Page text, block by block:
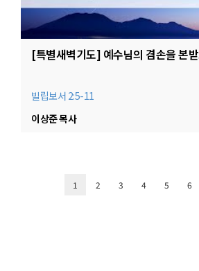
[특별새벽기도] 예수님의 겸손을 본
빌립보서 2:5-11
이상준 목사
1 2 3 4 5 6